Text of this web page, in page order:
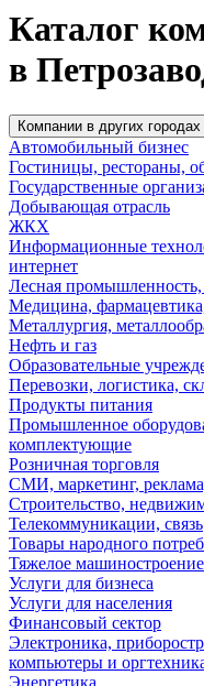
Каталог
в
Компании в других городах
Автомобильный бизнес
Гостиницы, рестораны,
Государственные
Добывающая отрасль
ЖКХ
Информационные
интернет
Лесная промышленность,
Медицина,
Металлургия,
Нефть и газ
Образовательные
Перевозки, логистика,
Продукты питания
Промышленное
комплектующие
Розничная торговля
СМИ, маркетинг,
Строительство,
Телекоммуникации, связь
Товары народного
Тяжелое машиностроение
Услуги для бизнеса
Услуги для населения
Финансовый сектор
Электроника,
компьютеры и
Энергетика